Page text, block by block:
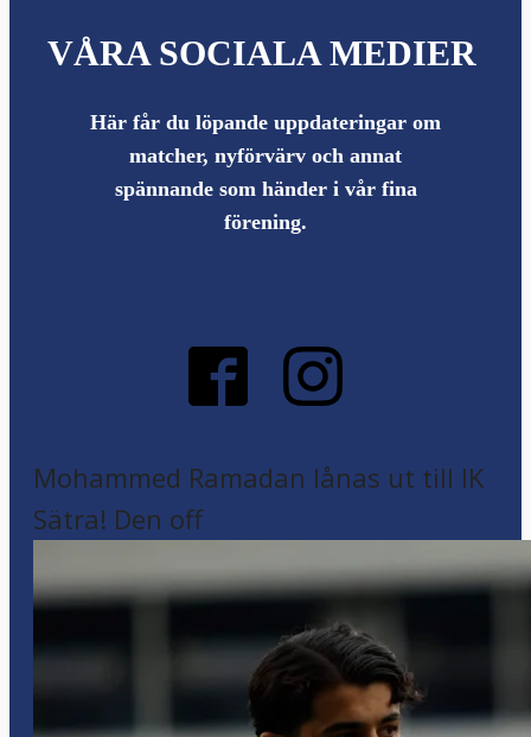
VÅRA SOCIALA MEDIER
Här får du löpande uppdateringar om
matcher, nyförvärv och annat
spännande som händer i vår fina
förening.
Mohammed Ramadan lånas ut till IK
Sätra! Den off